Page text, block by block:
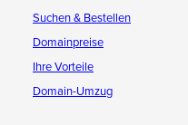
Suchen & Bestellen
Domainpreise
Ihre Vorteile
Domain-Umzug